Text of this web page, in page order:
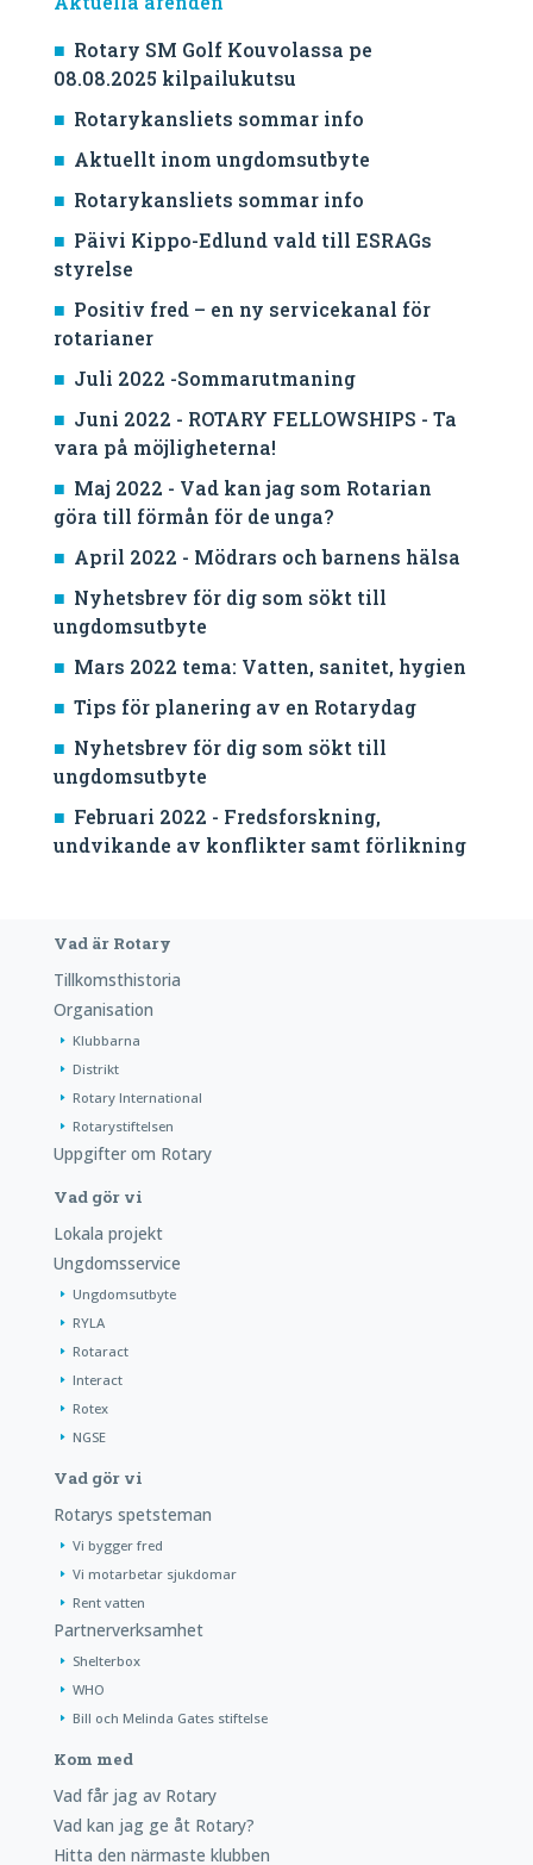
Rotary SM Golf Kouvolassa pe
08.08.2025 kilpailukutsu
Rotarykansliets sommar info
Aktuellt inom ungdomsutbyte
Rotarykansliets sommar info
Päivi Kippo-Edlund vald till ESRAGs
styrelse
Positiv fred – en ny servicekanal för
rotarianer
Juli 2022 -Sommarutmaning
Juni 2022 - ROTARY FELLOWSHIPS - Ta
vara på möjligheterna!
Maj 2022 - Vad kan jag som Rotarian
göra till förmån för de unga?
April 2022 - Mödrars och barnens hälsa
Nyhetsbrev för dig som sökt till
ungdomsutbyte
Mars 2022 tema: Vatten, sanitet, hygien
Tips för planering av en Rotarydag
Nyhetsbrev för dig som sökt till
ungdomsutbyte
Februari 2022 - Fredsforskning,
undvikande av konflikter samt förlikning
Vad är Rotary
Tillkomsthistoria
Organisation
Klubbarna
Distrikt
Rotary International
Rotarystiftelsen
Uppgifter om Rotary
Vad gör vi
Lokala projekt
Ungdomsservice
Ungdomsutbyte
RYLA
Rotaract
Interact
Rotex
NGSE
Vad gör vi
Rotarys spetsteman
Vi bygger fred
Vi motarbetar sjukdomar
Rent vatten
Partnerverksamhet
Shelterbox
WHO
Bill och Melinda Gates stiftelse
Kom med
Vad får jag av Rotary
Vad kan jag ge åt Rotary?
Hitta den närmaste klubben